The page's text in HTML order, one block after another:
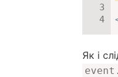
Як і